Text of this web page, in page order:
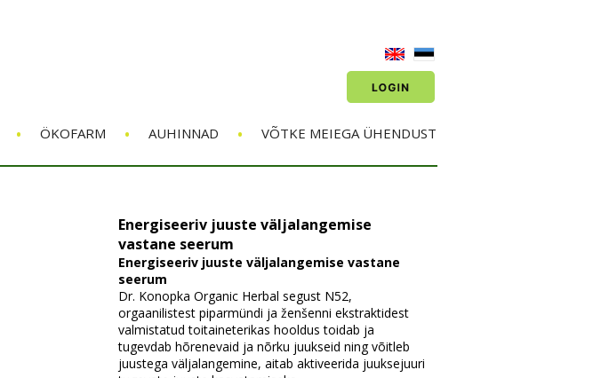
• ÖKOFARM • AUHINNAD • VÕTKE MEIEGA ÜHENDUST
Energiseeriv juuste väljalangemise
vastane seerum
Energiseeriv juuste väljalangemise vastane
seerum
Dr. Konopka Organic Herbal segust N52,
orgaanilistest piparmündi ja ženšenni ekstraktidest
valmistatud toitaineterikas hooldus toidab ja
tugevdab hõrenevaid ja nõrku juukseid ning võitleb
juustega väljalangemine, aitab aktiveerida juuksejuuri